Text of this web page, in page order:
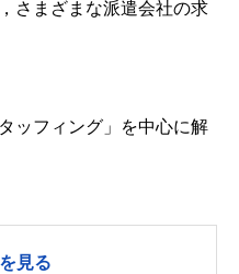
さまざまな派遣会社の求
ッフィング」を中心に解
見る